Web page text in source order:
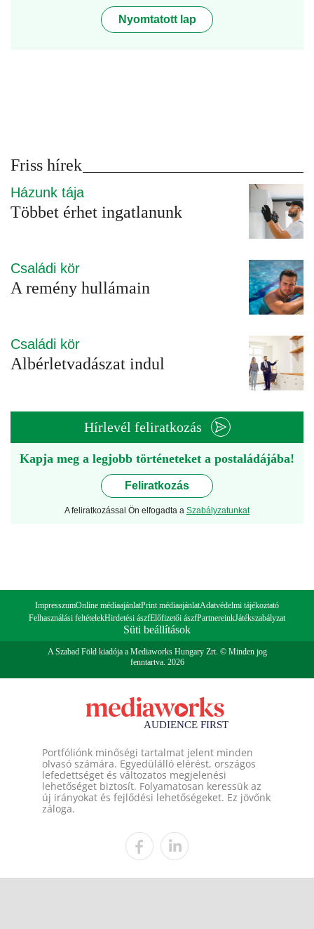
Nyomtatott lap
Friss hírek
Házunk tája
Többet érhet ingatlanunk
Családi kör
A remény hullámain
Családi kör
Albérletvadászat indul
Hírlevél feliratkozás
Kapja meg a legjobb történeteket a postaládájába!
Feliratkozás
A feliratkozással Ön elfogadta a Szabályzatunkat
ImpresszumOnline médiaajánlatPrint médiaajánlatAdatvédelmi tájékoztató
Felhasználási feltételekHirdetési ászfElőfizetői ászfPartnereinkJátékszabályzat
Süti beállítások
A Szabad Föld kiadója a Mediaworks Hungary Zrt. © Minden jog
fenntartva. 2026
Portfóliónk minőségi tartalmat jelent minden
olvasó számára. Egyedülálló elérést, országos
lefedettséget és változatos megjelenési
lehetőséget biztosít. Folyamatosan keressük az
új irányokat és fejlődési lehetőségeket. Ez jövőnk
záloga.